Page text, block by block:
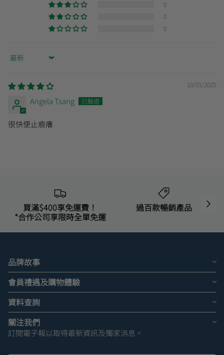
0
0
0
Sort by
10/01/2025
Angela Tsang
很快便止痕癢
買滿$400享免運費！
*合作公司享限時全單免運
過百款暢銷產品
品牌故事
會員禮遇及購物體驗
資料查詢
關注我們
訂閱電子報以取得最新資訊及獨家消息。